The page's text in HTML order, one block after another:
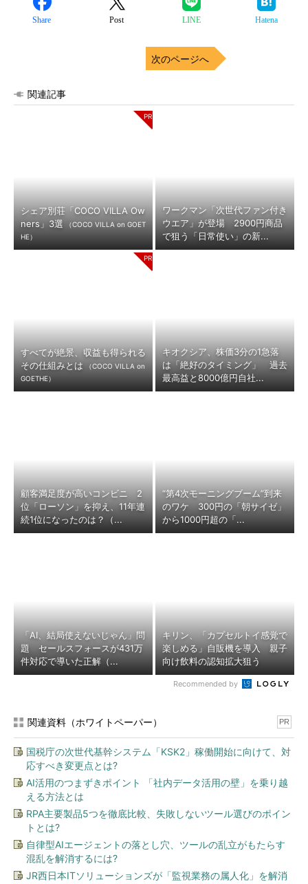
Share Post LINE Hatena
次のページへ
関連記事
シェア別荘「COCO VILLA Ow
ners」3選
（COCO VILLA on GOET
HE）
ワークマン「次世代ファン付き
ウエア」が登場 2900円商品
で狙う「日常使い」の新...
すべてが絶景、収益も得られる
その仕組みとは
（COCO VILLA on
GOETHE）
キオクシア、株価3分の1急落
は「絶好のタイミング」 過去
最高益と8000億円自社...
顧客満足度が高いコンビニ 2
位「ローソン」を抑え、11年連
続1位になったのは？（...
“第4次モーニングブーム”到来
のワケ 300円の「朝サイゼ」
から1000円超の「...
「AI、結局使えないじゃん」問
題 セールスフォースが431万
件対応で導いた正解（...
キリン、「カプセルトイ感覚で
楽しめる」自販機を導入 親子
向け飲料の認知拡大狙う
Recommended by
関連資料（ホワイトペーパー） PR
国税庁の次世代基幹システム「KSK2」稼働開始に向けて、対
応すべき変更点とは?
AI活用のつまずきポイント 「社内データ活用の壁」を乗り越
える方法とは
RPA主要製品5つを徹底比較、失敗しないツール選びのポイン
トとは?
自律型AIエージェントの落とし穴、ツールの乱立がもたらす
混乱を解消するには?
JR西日本ITソリューションズが「監視業務の属人化」を解消